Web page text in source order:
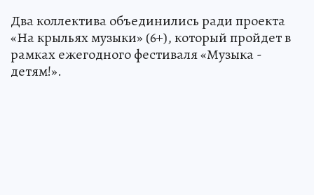
Два коллектива объединились ради проекта
«На крыльях музыки» (6+), который пройдет в
рамках ежегодного фестиваля «Музыка -
детям!».